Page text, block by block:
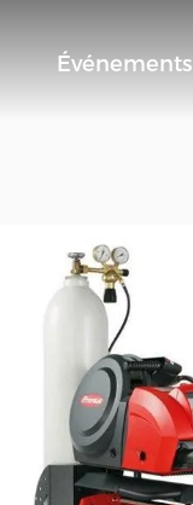
Événements